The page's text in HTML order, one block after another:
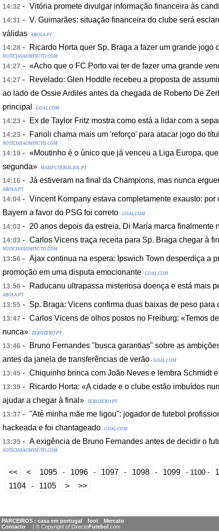
14:32 - Vitória promete divulgar informação financeira às
14:31 - V. Guimarães: situação financeira do clube será
válidas - ABOLA.PT
14:28 - Ricardo Horta quer Sp. Braga a fazer um grande jogo
NOTICIASAOMINUTO.COM
14:27 - «Acho que o FC Porto vai ter de fazer uma grande
14:27 - Revelado: Glen Hoddle recebeu a proposta de
ao lado de Ossie Ardiles antes da chegada de Roberto De
principal - GOAL.COM
14:23 - Ex de Taylor Fritz mostra como está a lidar com a
14:23 - Farioli chama mais um 'reforço' para atacar jogo do
NOTICIASAOMINUTO.COM
14:19 - «Moutinho é o único que já venceu a Liga Europa,
segunda» - MAISFUTEBOL.IOL.PT
14:16 - Já estiveram na final da Champions, mas nunca
ABOLA.PT
14:04 - Vincent Kompany estava completamente exausto:
Bayern a favor do PSG foi correto - GOAL.COM
14:03 - 20 anos depois da estreia, Di María marca finalmente
14:03 - Carlos Vicens traça receita para Sp. Braga chegar à
NOTICIASAOMINUTO.COM
13:56 - Ajax continua na espera: Ipswich Town desperdiça a
promoção em uma disputa emocionante - GOAL.COM
13:56 - Raducanu ultrapassa misteriosa doença e está mais
ABOLA.PT
13:55 - Sp. Braga: Vicens confirma duas baixas de peso para
13:47 - Carlos Vicens de olhos postos no Freiburg: «Temos
nunca» - ZEROZERO.PT
13:46 - Bruno Fernandes "busca garantias" sobre as
antes da janela de transferências de verão - GOAL.COM
13:45 - Chiquinho brinca com João Neves e lembra Schmidt
13:39 - Ricardo Horta: «A cidade e o clube estão imbuídos
ajudar a chegar à final» - ZEROZERO.PT
13:37 - "Até minha mãe me ligou": jogador de futebol
hackeada e foi chantageado - GOAL.COM
13:35 - A exigência de Bruno Fernandes antes de decidir o
NOTICIASAOMINUTO.COM
<< < 1095 - 1096 - 1097 - 1098 - 1099 - 1100 -
1104
- 1105 > >>
PARCEIROS : casa em portugal foot Mercato
Contacto | © Copyright of DirectoFutebol .com